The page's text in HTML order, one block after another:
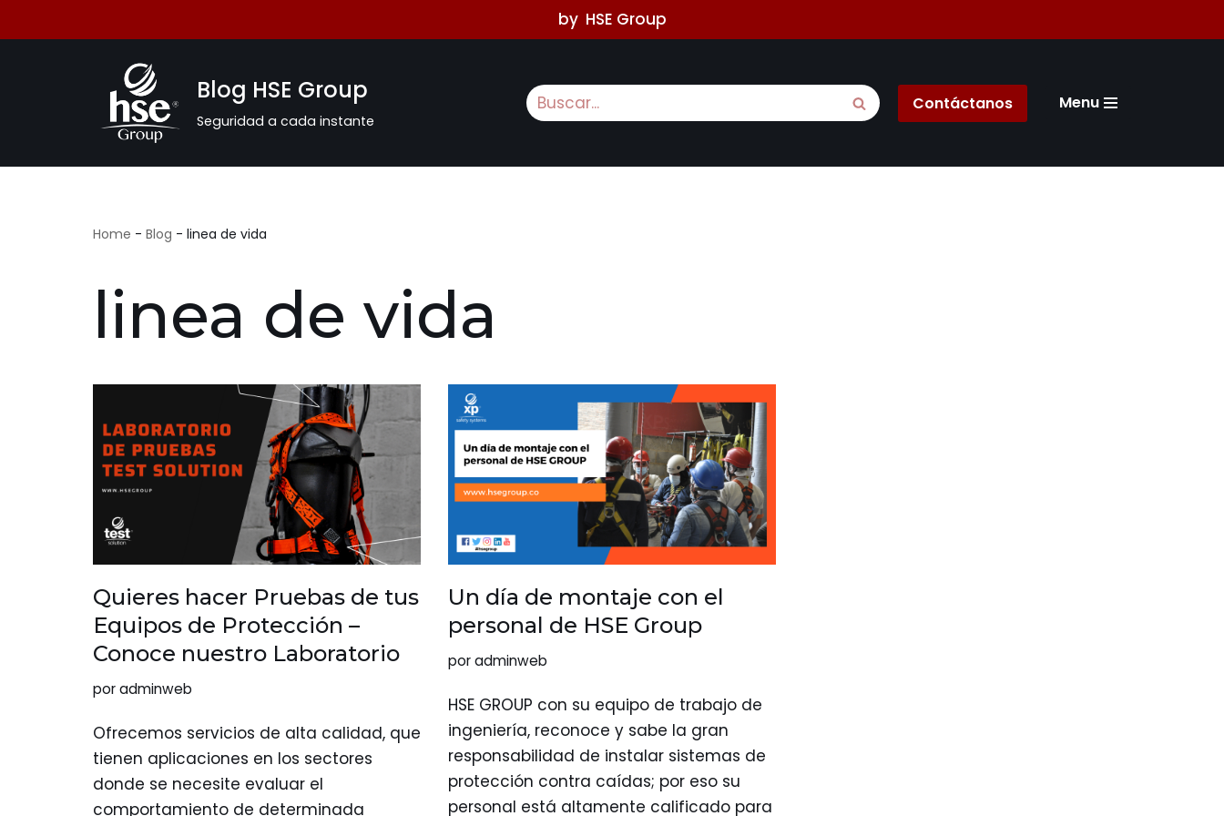
by HSE Group
Blog HSE Group
Seguridad a cada instante
Contáctanos Menu
Home - Blog - linea de vida
linea de vida
Quieres hacer Pruebas de tus
Equipos de Protección –
Conoce nuestro Laboratorio
poradminweb
Ofrecemos servicios de alta calidad, que
tienen aplicaciones en los sectores
donde se necesite evaluar el
comportamiento de determinada
Un día de montaje con el
personal de HSE Group
poradminweb
HSE GROUP con su equipo de trabajo de
ingeniería, reconoce y sabe la gran
responsabilidad de instalar sistemas de
protección contra caídas; por eso su
personal está altamente calificado para